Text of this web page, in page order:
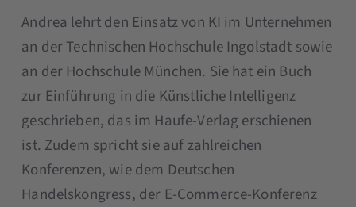
Andrea lehrt den Einsatz von KI im Unternehmen
an der Technischen Hochschule Ingolstadt sowie
an der Hochschule München. Sie hat ein Buch
zur Einführung in die Künstliche Intelligenz
geschrieben, das im Haufe-Verlag erschienen
ist. Zudem spricht sie auf zahlreichen
Konferenzen, wie dem Deutschen
Handelskongress, der E-Commerce-Konferenz